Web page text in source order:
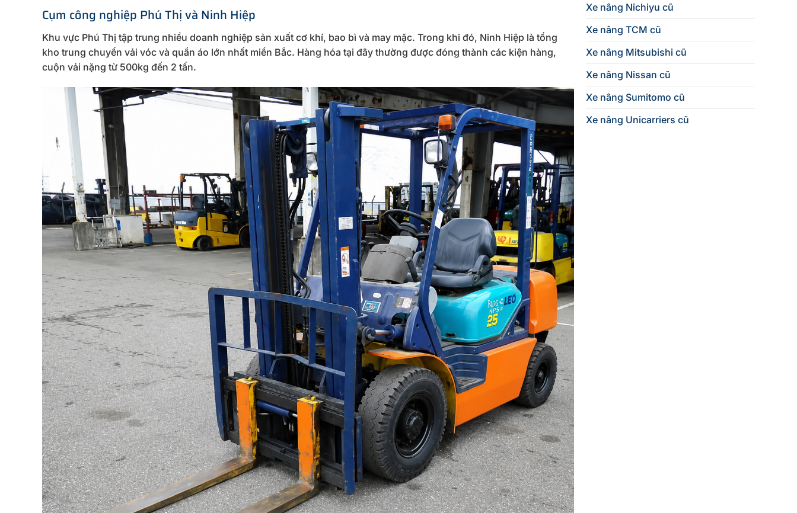
Cụm công nghiệp Phú Thị và Ninh Hiệp
Khu vực Phú Thị tập trung nhiều doanh nghiệp sản xuất cơ khí, bao bì và may mặc. Trong khi đó, Ninh Hiệp là tổng
kho trung chuyển vải vóc và quần áo lớn nhất miền Bắc. Hàng hóa tại đây thường được đóng thành các kiện hàng,
cuộn vải nặng từ 500kg đến 2 tấn.
Xe nâng Nichiyu cũ
Xe nâng TCM cũ
Xe nâng Mitsubishi cũ
Xe nâng Nissan cũ
Xe nâng Sumitomo cũ
Xe nâng Unicarriers cũ